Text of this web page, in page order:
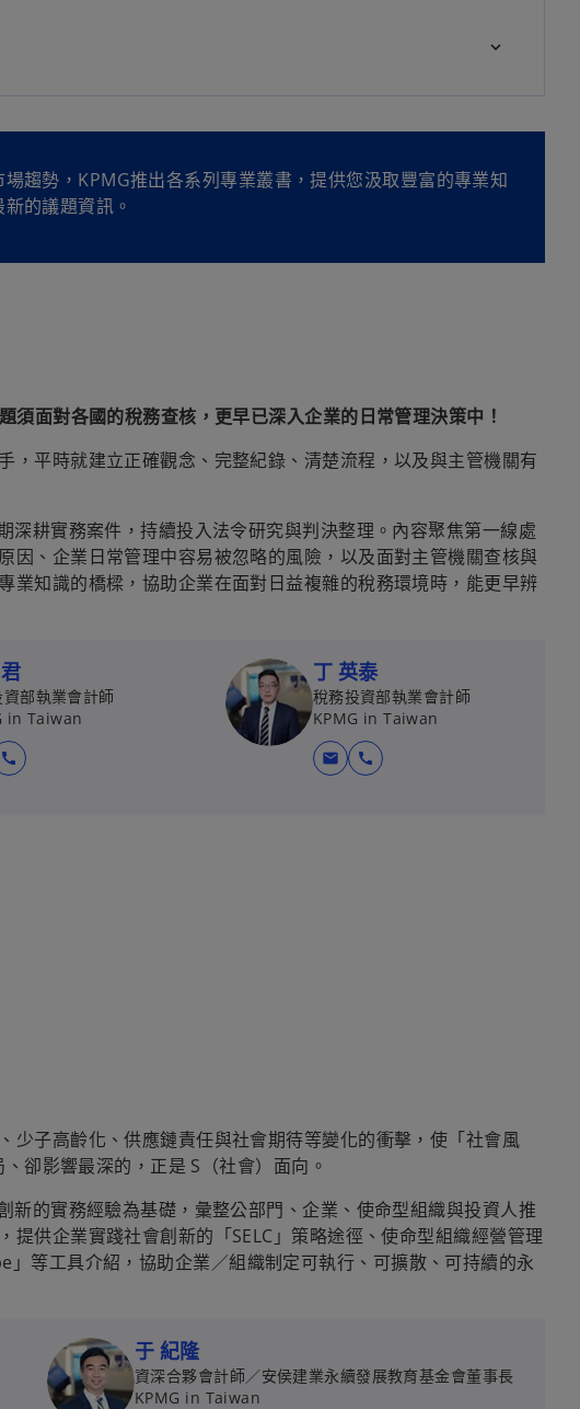
趨勢，KPMG推出各系列專業叢書，提供您汲取豐富的專業知
的議題資訊。
面對各國的稅務查核，更早已深入企業的日常管理決策中！
平時就建立正確觀念、完整紀錄、清楚流程，以及與主管機關有
深耕實務案件，持續投入法令研究與判決整理。內容聚焦第一線處
、企業日常管理中容易被忽略的風險，以及面對主管機關查核與
知識的橋樑，協助企業在面對日益複雜的稅務環境時，能更早辨
部執業會計師
in Taiwan
call
丁 英泰
稅務投資部執業會計師
KPMG in Taiwan
mail call
少子高齡化、供應鏈責任與社會期待等變化的衝擊，使「社會風
卻影響最深的，正是 S（社會）面向。
的實務經驗為基礎，彙整公部門、企業、使命型組織與投資人推
供企業實踐社會創新的「SELC」策略途徑、使命型組織經營管理
等工具介紹，協助企業／組織制定可執行、可擴散、可持續的永
于 紀隆
資深合夥會計師／安侯建業永續發展教育基金會董事長
KPMG in Taiwan